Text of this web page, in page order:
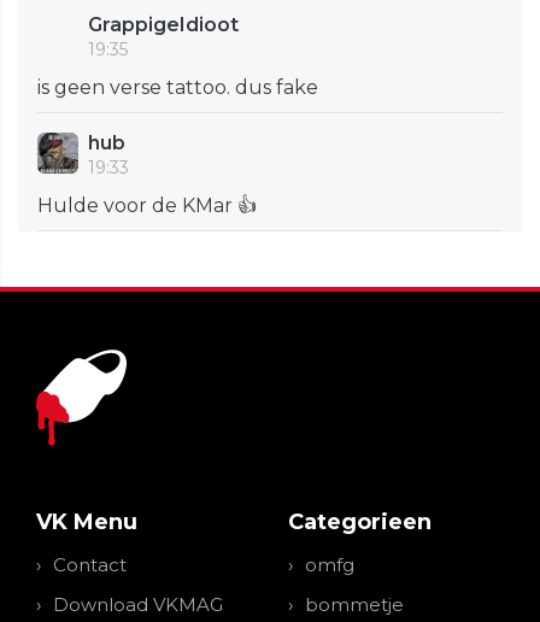
GrappigeIdioot
19:35
is geen verse tattoo. dus fake
hub
19:33
Hulde voor de KMar 👍
VK Menu
Contact
Download VKMAG
Categorieen
omfg
bommetje